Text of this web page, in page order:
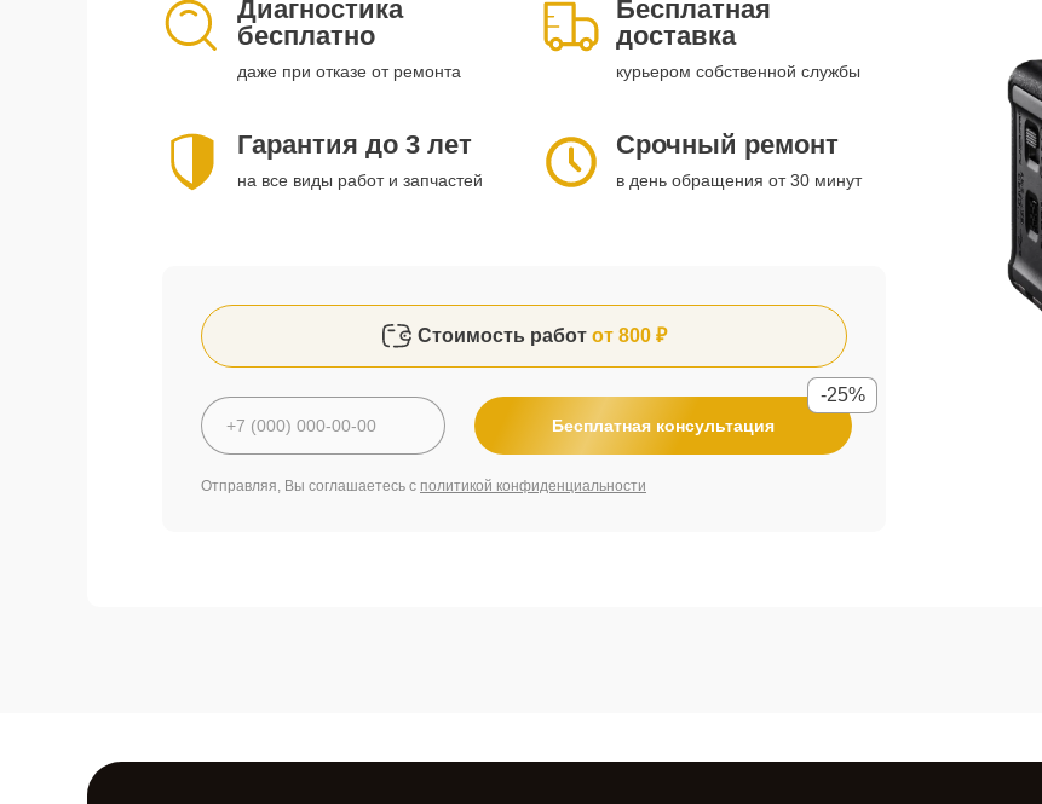
Диагностика
бесплатно
даже при отказе от ремонта
Бесплатная
доставка
курьером собственной службы
Гарантия до 3 лет
на все виды работ и запчастей
Срочный ремонт
в день обращения от 30 минут
Стоимость работ от 800 ₽
Бесплатная консультация
-25%
Отправляя, Вы соглашаетесь с политикой конфиденциальности